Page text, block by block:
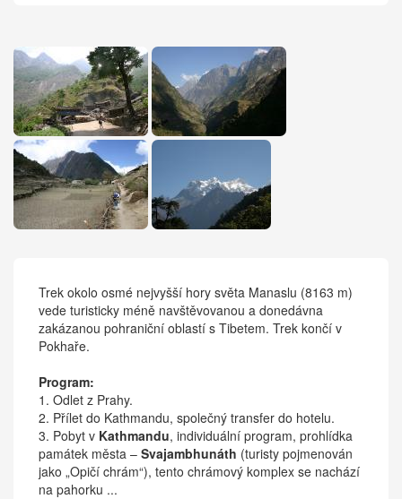
Trek okolo osmé nejvyšší hory světa Manaslu (8163 m)
vede turisticky méně navštěvovanou a donedávna
zakázanou pohraniční oblastí s Tibetem. Trek končí v
Pokhaře.
Program:
1. Odlet z Prahy.
2. Přílet do Kathmandu, společný transfer do hotelu.
3. Pobyt v Kathmandu, individuální program, prohlídka
památek města – Svajambhunáth (turisty pojmenován
jako „Opičí chrám“), tento chrámový komplex se nachází
na pahorku ...